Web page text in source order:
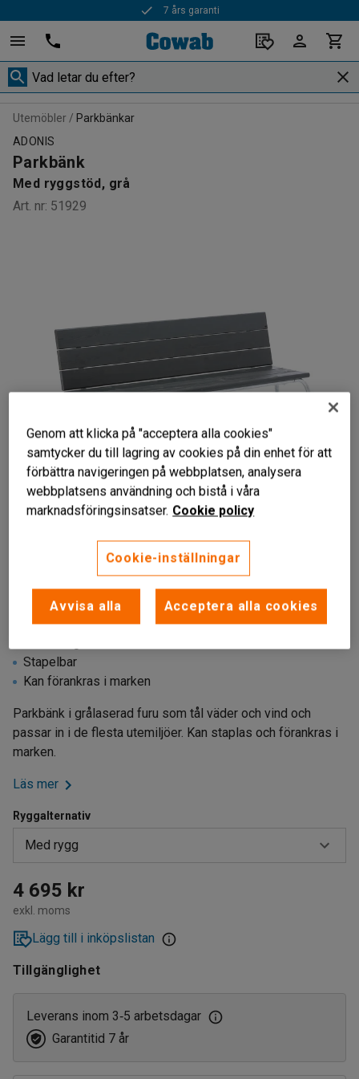
7 års garanti
Utemöbler
Parkbänkar
ADONIS
Parkbänk
Med ryggstöd, grå
Art. nr: 51929
Liknande produkter
Stapelbar
Kan förankras i marken
Parkbänk i grålaserad furu som tål väder och vind och
passar in i de flesta utemiljöer. Kan staplas och förankras i
marken.
Läs mer
Ryggalternativ
Med rygg
Med rygg
Utan rygg
4 695 kr
exkl. moms
Lägg till i inköpslistan
Tillgänglighet
Leverans inom 3‑5 arbetsdagar
Garantitid 7 år
Genom att klicka på "acceptera alla cookies"
samtycker du till lagring av cookies på din enhet för att
förbättra navigeringen på webbplatsen, analysera
webbplatsens användning och bistå i våra
marknadsföringsinsatser. Cookie policy
Cookie-inställningar
Avvisa alla Acceptera alla cookies